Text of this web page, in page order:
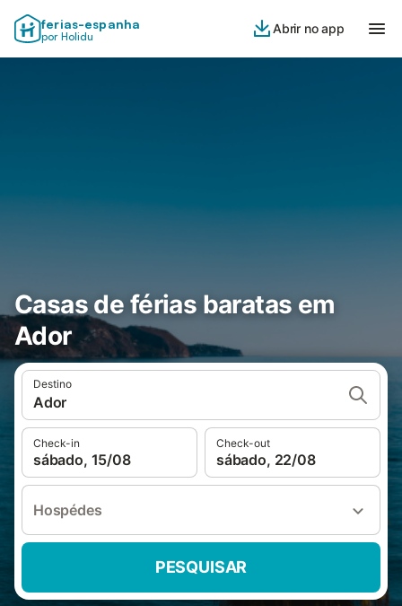
ferias-espanha
por Holidu
Abrir no app
Casas de férias baratas em
Ador
Destino
Ador
Check-in
sábado, 15/08
Check-out
sábado, 22/08
Hospédes
PESQUISAR